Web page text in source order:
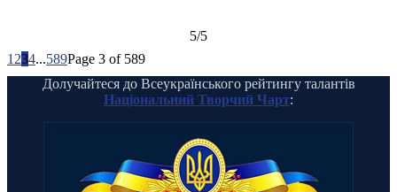
5/5
1 234...589Page 3 of 589
Долучайтеся до Всеукраїнського рейтингу талантів
Національний Творчий Чарт: